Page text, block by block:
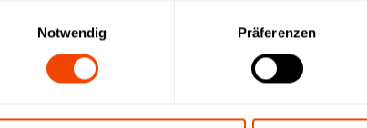
Notwendig
Präferenzen